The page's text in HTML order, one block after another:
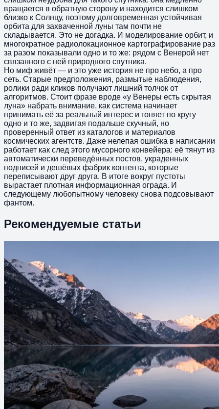
вращается в обратную сторону и находится слишком
близко к Солнцу, поэтому долговременная устойчивая
орбита для захваченной луны там почти не
складывается. Это не догадка. И моделирование орбит, и
многократное радиолокационное картографирование раз
за разом показывали одно и то же: рядом с Венерой нет
связанного с ней природного спутника.
Но миф живёт — и это уже история не про небо, а про
сеть. Старые предположения, размытые наблюдения,
ролики ради кликов получают лишний толчок от
алгоритмов. Стоит фразе вроде «у Венеры есть скрытая
луна» набрать внимание, как система начинает
принимать её за реальный интерес и гоняет по кругу
одно и то же, задвигая подальше скучный, но
проверенный ответ из каталогов и материалов
космических агентств. Даже нелепая ошибка в написании
работает как след этого мусорного конвейера: её тянут из
автоматически переведённых постов, украденных
подписей и дешёвых фабрик контента, которые
переписывают друг друга. В итоге вокруг пустоты
вырастает плотная информационная ограда. И
следующему любопытному человеку снова подсовывают
фантом.
Рекомендуемые статьи